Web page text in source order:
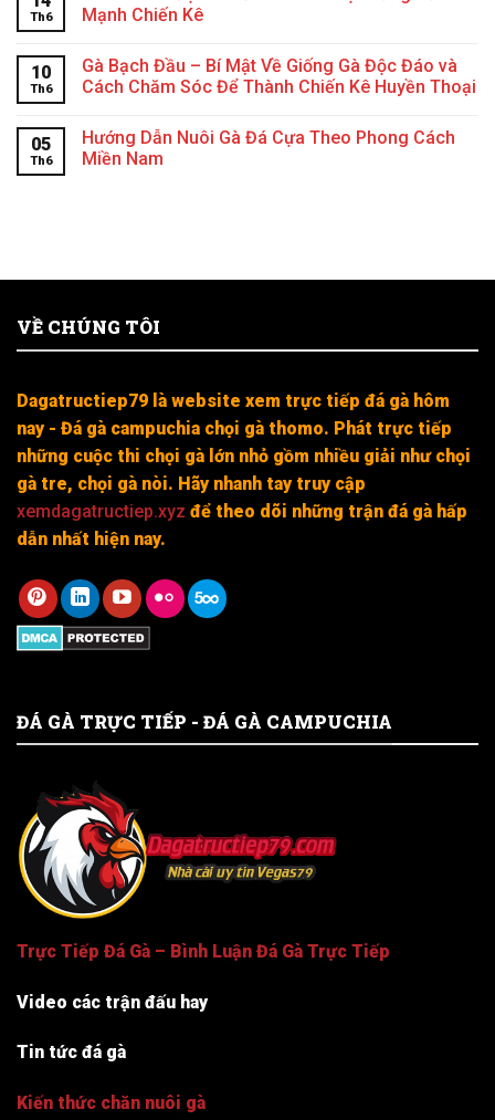
Th6
Mạnh Chiến Kê
10
Th6
Gà Bạch Đầu – Bí Mật Về Giống Gà Độc Đáo và
Cách Chăm Sóc Để Thành Chiến Kê Huyền Thoại
05
Th6
Hướng Dẫn Nuôi Gà Đá Cựa Theo Phong Cách
Miền Nam
VỀ CHÚNG TÔI
Dagatructiep79 là website xem trực tiếp đá gà hôm
nay - Đá gà campuchia chọi gà thomo. Phát trực tiếp
những cuộc thi chọi gà lớn nhỏ gồm nhiều giải như chọi
gà tre, chọi gà nòi. Hãy nhanh tay truy cập
xemdagatructiep.xyz để theo dõi những trận đá gà hấp
dẫn nhất hiện nay.
ĐÁ GÀ TRỰC TIẾP - ĐÁ GÀ CAMPUCHIA
Trực Tiếp Đá Gà – Bình Luận Đá Gà Trực Tiếp
Video các trận đấu hay
Tin tức đá gà
Kiến thức chăn nuôi gà